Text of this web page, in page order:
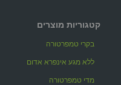
קטגוריות מוצרים
בקרי טמפרטורה
ללא מגע אינפרא אדום
מדי טמפרטורה